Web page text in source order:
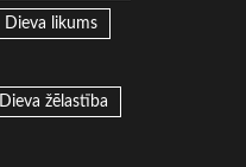
Dieva likums
Dieva žēlastība